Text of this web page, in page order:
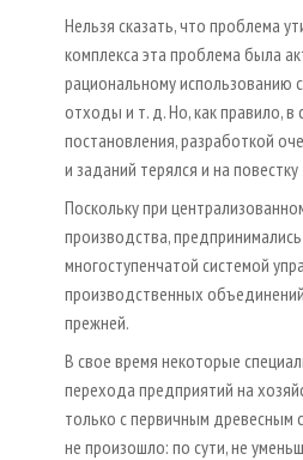
Нельзя сказать, что проблема
комплекса эта проблема была
рациональному использованию
отходы и т. д. Но, как правило,
постановления, разработкой
и заданий терялся и на
Поскольку при
производства,
многоступенчатой системой
производственных
прежней.
В свое время некоторые
перехода предприятий на
только с первичным древесным
не произошло: по сути, не